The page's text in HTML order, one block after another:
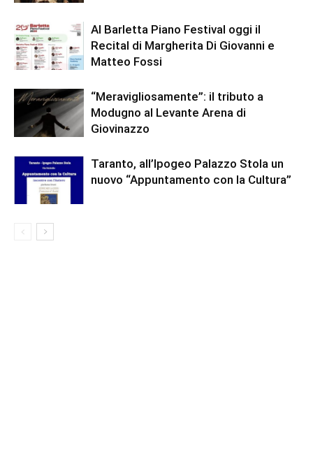
Al Barletta Piano Festival oggi il
Recital di Margherita Di Giovanni e
Matteo Fossi
“Meravigliosamente”: il tributo a
Modugno al Levante Arena di
Giovinazzo
Taranto, all’Ipogeo Palazzo Stola un
nuovo “Appuntamento con la Cultura”